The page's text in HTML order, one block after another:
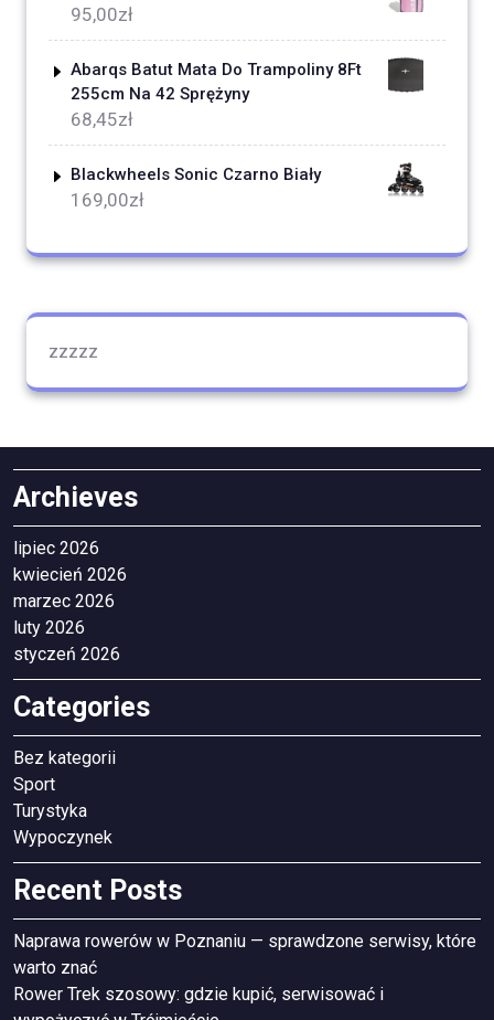
95,00zł
Abarqs Batut Mata Do Trampoliny 8Ft
255cm Na 42 Sprężyny
68,45zł
Blackwheels Sonic Czarno Biały
169,00zł
zzzzz
Archieves
lipiec 2026
kwiecień 2026
marzec 2026
luty 2026
styczeń 2026
Categories
Bez kategorii
Sport
Turystyka
Wypoczynek
Recent Posts
Naprawa rowerów w Poznaniu — sprawdzone serwisy, które
warto znać
Rower Trek szosowy: gdzie kupić, serwisować i